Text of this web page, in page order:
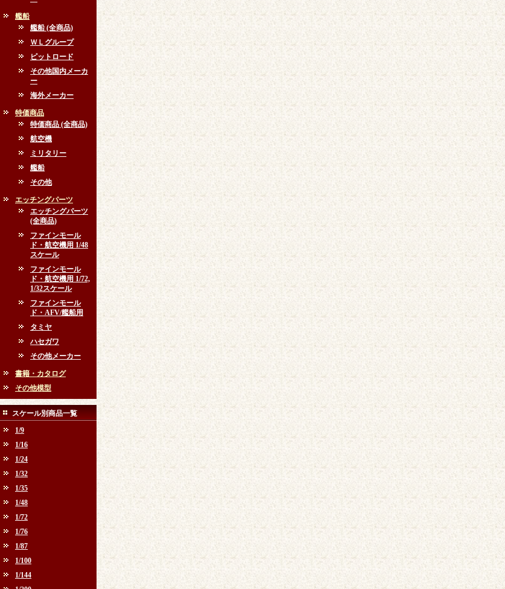
艦船
艦船 (全商品)
ＷＬグループ
ピットロード
その他国内メーカ
ー
海外メーカー
特価商品
特価商品 (全商品)
航空機
ミリタリー
艦船
その他
エッチングパーツ
エッチングパーツ
(全商品)
ファインモール
ド・航空機用 1/48
スケール
ファインモール
ド・航空機用 1/72,
1/32スケール
ファインモール
ド・AFV/艦船用
タミヤ
ハセガワ
その他メーカー
書籍・カタログ
その他模型
スケール別商品一覧
1/9
1/16
1/24
1/32
1/35
1/48
1/72
1/76
1/87
1/100
1/144